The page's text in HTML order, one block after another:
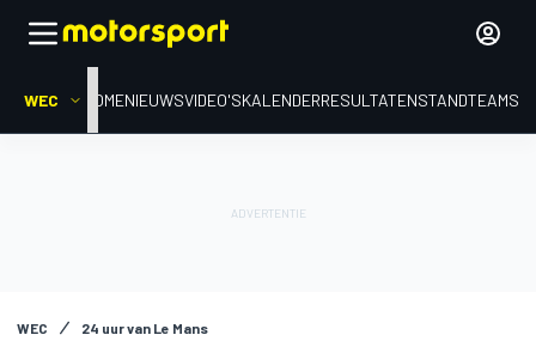
WEC HOMENIEUWSVIDEO'SKALENDERRESULTATENSTANDTEAMS
WEC 24 uur van Le Mans